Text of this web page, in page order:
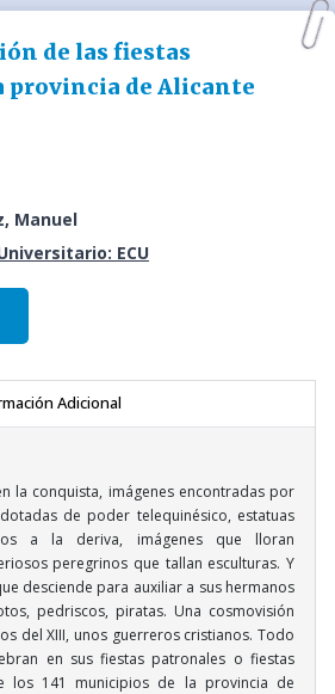
de las fiestas
provincia de Alicante
Manuel
ECU
Adicional
la conquista, imágenes encontradas por
de poder telequinésico, estatuas
a la deriva, imágenes que lloran
peregrinos que tallan esculturas. Y
desciende para auxiliar a sus hermanos
pedriscos, piratas. Una cosmovisión
del XIII, unos guerreros cristianos. Todo
en sus fiestas patronales o fiestas
los 141 municipios de la provincia de